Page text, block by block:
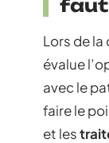
faut
Lors de
évalue
avec le
faire le
et les